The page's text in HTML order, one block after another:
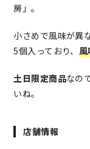
房」。
小さめで風味が異
5個入っており、 風
土日限定商品なの
いね。
店舗情報